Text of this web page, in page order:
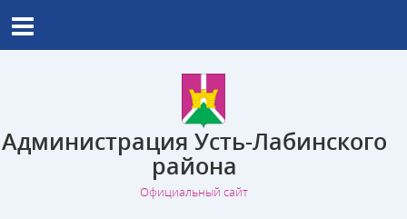
Администрация Усть-Лабинского
района
Официальный сайт